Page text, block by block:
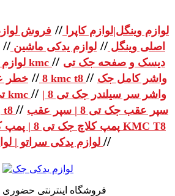
لوازم وینگل|لوازم کاپرا// فروش
اصلی وینگل// لوازم یدکی ماشین//
| لوازم یدکی جک t8 | لوازم kmc // دیسک و صفحه جک تی
8
// خطر عقب جک تی 8 | خطر kmc t8 // واشر کامل جک
تی 8 | واشر کامل جک kmc // واشر سر سیلندر جک تی 8 |
واشر سر سیلندر جک t8 // سپر عقب جک تی 8 | سپر عقب
پمپ کلاچ جک تی 8 | پمپ کلاچ KMC T8
//
فروشگاه اینترنتی حضوری